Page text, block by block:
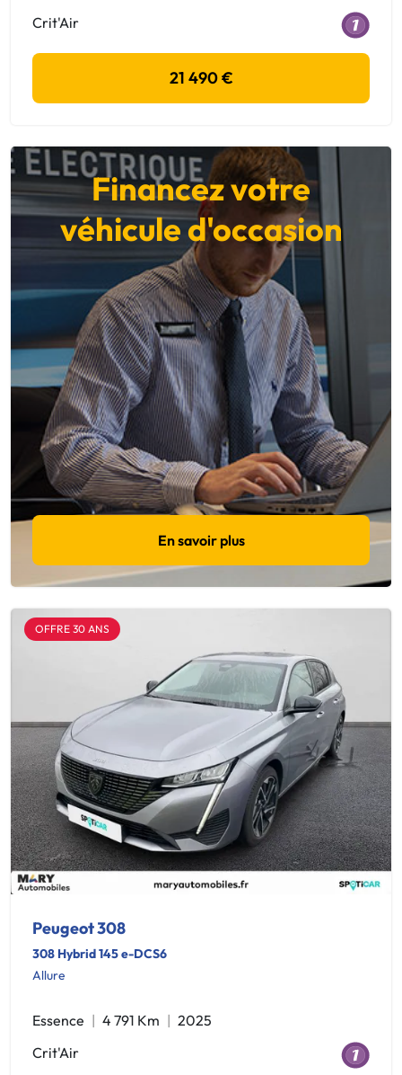
Crit'Air
21 490 €
Financez votre
véhicule d'occasion
En savoir plus
OFFRE 30 ANS
Peugeot 308
308 Hybrid 145 e-DCS6
Allure
Essence 4 791 Km
2025
Crit'Air